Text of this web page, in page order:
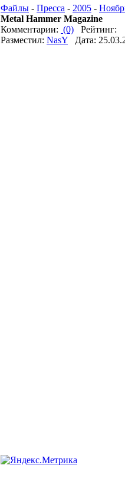
Файлы - Пресса - 2005 -
Metal Hammer Magazine
Комментарии: (0) Рейтинг:
Разместил: NasY Дата: